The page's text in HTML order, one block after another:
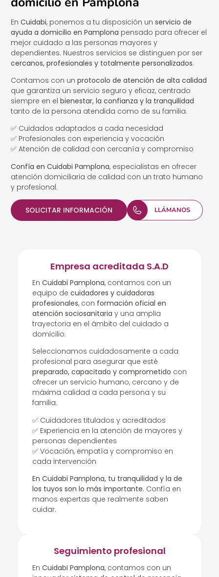
EnCuidabi, ponemos a tu disposición unservicio de
ayuda a domicilio en Pamplona pensado para ofrecer el
mejor cuidado a las personas mayores y
dependientes. Nuestros servicios se distinguen por ser
cercanos, profesionales y totalmente personalizados.
Contamos con unprotocolo de atención de alta calidad
que garantiza un servicio seguro y eficaz, centrado
siempre en elbienestar, la confianza y la tranquilidad
tanto de la persona atendida como de su familia.
✅ Cuidados adaptados a cada necesidad
✅ Profesionales con experiencia y vocación
✅ Atención de calidad con cercanía y compromiso
Confía en Cuidabi Pamplona, especialistas en ofrecer
atención domiciliaria de calidad con un trato humano
y profesional.
SOLICITAR INFORMACIÓN LLÁMANOS
Empresa acreditada S.A.D
En Cuidabi Pamplona, contamos con un
equipo de cuidadores y cuidadoras
profesionales, con formación oficial en
atención sociosanitaria y una amplia
trayectoria en el ámbito del cuidado a
domicilio.
Seleccionamos cuidadosamente a cada
profesional para asegurar que esté
preparado, capacitado y comprometido con
ofrecer un servicio humano, cercano y de
máxima calidad a cada persona y su
familia.
✅ Cuidadores titulados y acreditados
✅ Experiencia en la atención de mayores y
personas dependientes
✅ Vocación, empatía y compromiso en
cada intervención
En Cuidabi Pamplona, tu tranquilidad y la de
los tuyos son lo más importante. Confía en
manos expertas que realmente saben
cuidar.
Seguimiento profesional
En Cuidabi Pamplona, contamos con un